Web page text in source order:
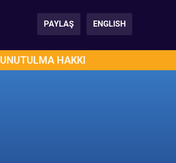
PAYLAŞ ENGLISH
UNUTULMA HAKKI